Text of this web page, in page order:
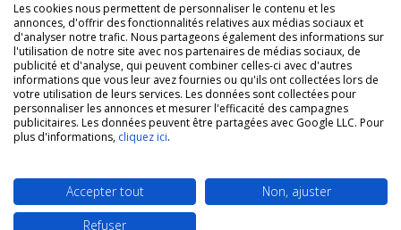
La Boutique des Chrétiens © | La boutique religieuse chrétienne de
référence !.
Les cookies nous permettent de personnaliser le contenu et les
annonces, d'offrir des fonctionnalités relatives aux médias sociaux et
d'analyser notre trafic. Nous partageons également des informations sur
l'utilisation de notre site avec nos partenaires de médias sociaux, de
publicité et d'analyse, qui peuvent combiner celles-ci avec d'autres
informations que vous leur avez fournies ou qu'ils ont collectées lors de
votre utilisation de leurs services. Les données sont collectées pour
personnaliser les annonces et mesurer l'efficacité des campagnes
publicitaires. Les données peuvent être partagées avec Google LLC. Pour
plus d'informations, cliquez ici.
Accepter tout
Non, ajuster
Refuser